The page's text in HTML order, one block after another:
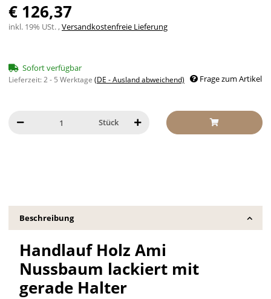
€ 126,37
inkl. 19% USt. ,Versandkostenfreie Lieferung
Sofort verfügbar
Lieferzeit:2 - 5 Werktage (DE - Ausland abweichend) Frage zum Artikel
Stück
Beschreibung
Handlauf Holz Ami
Nussbaum lackiert mit
gerade Halter